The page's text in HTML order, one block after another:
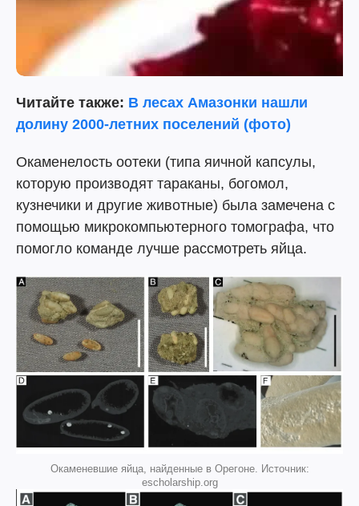
Читайте также: В лесах Амазонки нашли
долину 2000-летних поселений (фото)
Окаменелость оотеки (типа яичной капсулы,
которую производят тараканы, богомол,
кузнечики и другие животные) была замечена с
помощью микрокомпьютерного томографа, что
помогло команде лучше рассмотреть яйца.
Окаменевшие яйца, найденные в Орегоне. Источник:
escholarship.org